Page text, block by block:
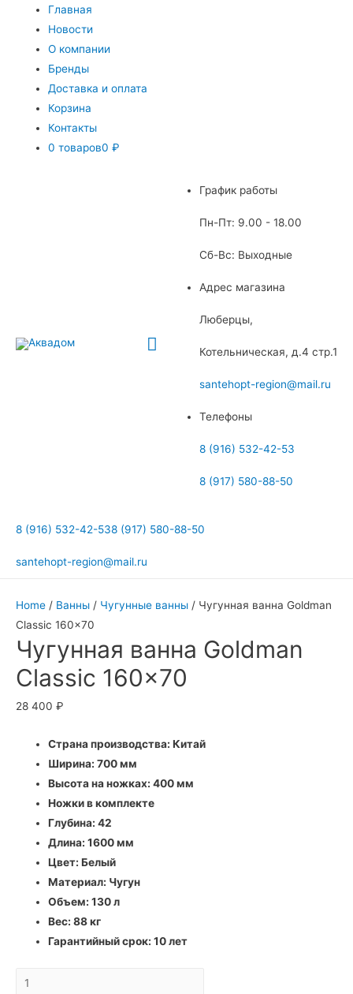
Главная
Новости
О компании
Бренды
Доставка и оплата
Корзина
Контакты
0 товаров0 ₽
Главное
График работы
Пн-Пт: 9.00 - 18.00
Сб-Вс: Выходные
Адрес магазина
Люберцы,
Котельническая, д.4 стр.1
santehopt-region@mail.ru
Телефоны
8 (916) 532-42-53
8 (917) 580-88-50
8 (916) 532-42-538 (917) 580-88-50
santehopt-region@mail.ru
Home / Ванны / Чугунные ванны / Чугунная ванна Goldman
Classic 160×70
Чугунная ванна Goldman
Classic 160×70
28 400 ₽
Страна производства: Китай
Ширина:700 мм
Высота на ножках:400 мм
Ножки в комплекте
Глубина: 42
Длина:1600 мм
Цвет:Белый
Материал: Чугун
Объем: 130л
Вес: 88кг
Гарантийный срок:10 лет
Чугунная